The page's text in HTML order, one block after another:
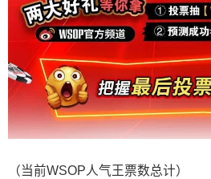
（当前WSOP人气王票数总计）